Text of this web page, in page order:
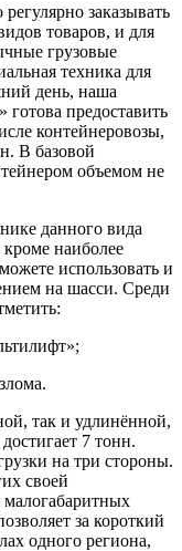
заказывать
товаров, и для
грузовые
техника для
день, наша
предоставить
контейнеровозы,
В базовой
объемом не
данного вида
наиболее
использовать и
на шасси. Среди
так и удлинённой,
7 тонн.
на три стороны.
своей
за короткий
одного региона,